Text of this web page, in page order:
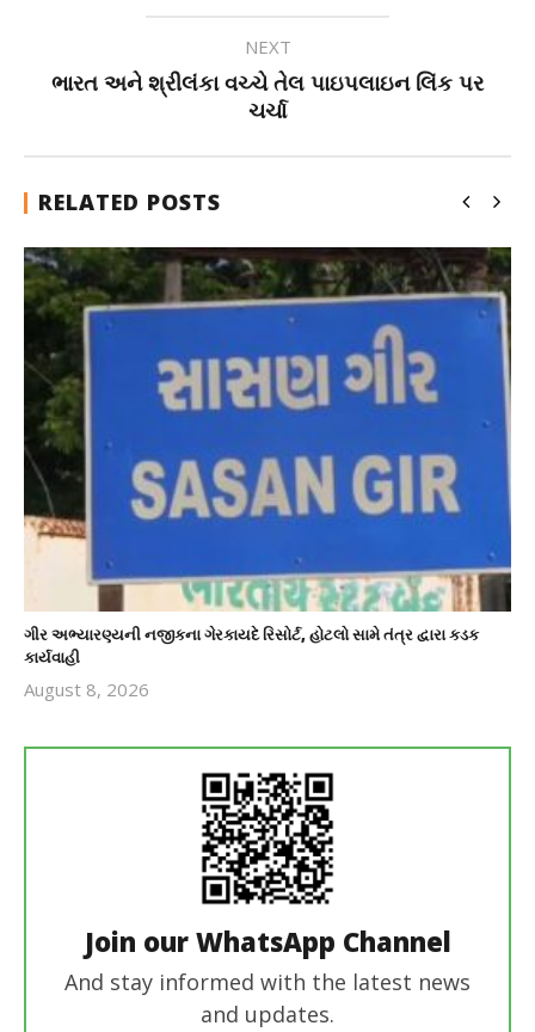
NEXT
ભારત અને શ્રીલંકા વચ્ચે તેલ પાઇપલાઇન લિંક પર
ચર્ચા
RELATED POSTS
ગીર અભ્યારણ્યની નજીકના ગેરકાયદે રિસોર્ટ, હોટલો સામે તંત્ર દ્વારા કડક
કાર્યવાહી
August 8, 2026
Join our WhatsApp Channel
And stay informed with the latest news
and updates.